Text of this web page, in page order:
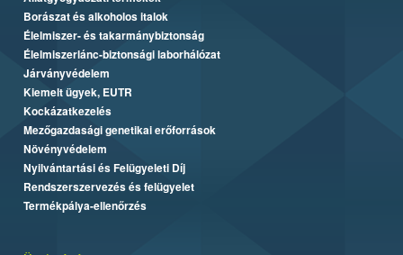
Borászat és alkoholos italok
Élelmiszer- és takarmánybiztonság
Élelmiszerlánc-biztonsági laborhálózat
Járványvédelem
Kiemelt ügyek, EUTR
Kockázatkezelés
Mezőgazdasági genetikai erőforrások
Növényvédelem
Nyilvántartási és Felügyeleti Díj
Rendszerszervezés és felügyelet
Termékpálya-ellenőrzés